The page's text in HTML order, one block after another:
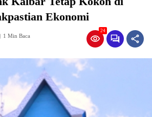
Ekonomi
1 Min Baca
24